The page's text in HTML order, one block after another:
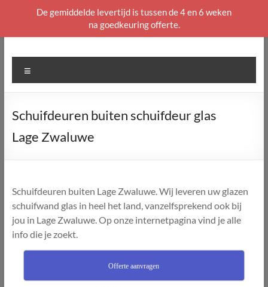
naar
Schuifdeuren buiten schuifdeur glas
Lage Zwaluwe
Schuifdeuren buiten Lage Zwaluwe. Wij leveren uw glazen
schuifwand glas in heel het land, vanzelfsprekend ook bij
jou in Lage Zwaluwe. Op onze internetpagina vind je alle
info die je zoekt.
Offerte aanvragen
De gemiddelde levertijd is tussen de 4 en 6 weken
na goedkeuring offerte.